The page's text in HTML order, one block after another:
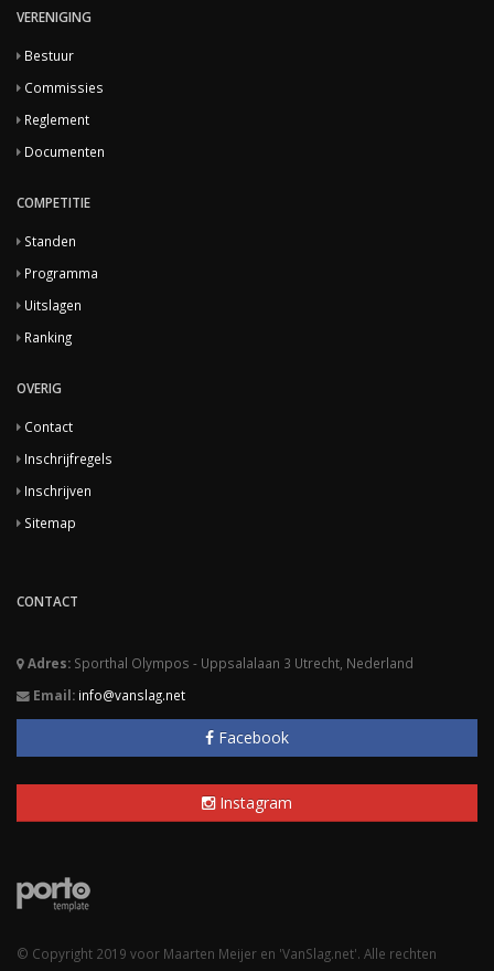
VERENIGING
Bestuur
Commissies
Reglement
Documenten
COMPETITIE
Standen
Programma
Uitslagen
Ranking
OVERIG
Contact
Inschrijfregels
Inschrijven
Sitemap
CONTACT
Adres: Sporthal Olympos - Uppsalalaan 3 Utrecht, Nederland
Email: info@vanslag.net
Facebook
Instagram
© Copyright 2019 voor Maarten Meijer en 'VanSlag.net'. Alle rechten